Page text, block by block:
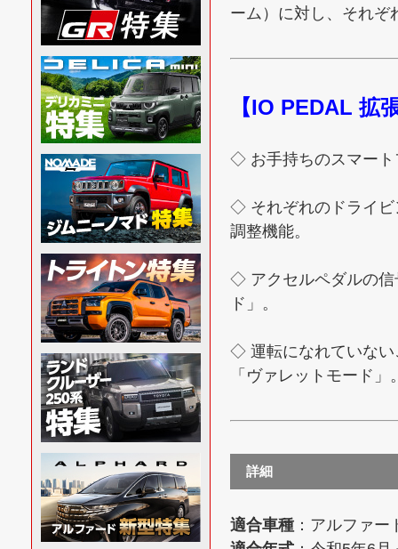
ーム）に対し、それぞ
【IO PEDAL 拡
◇ お手持ちのスマート
◇ それぞれのドライビ
調整機能。
◇ アクセルペダルの信
ド」。
◇ 運転になれていない
「ヴァレットモード」
詳細
適合車種 ：アルファ